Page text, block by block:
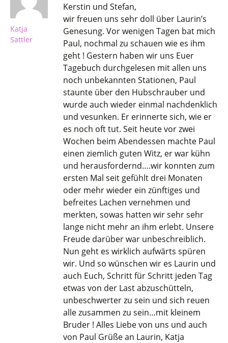
Katja
Sattler
Kerstin und Stefan,
wir freuen uns sehr doll über Laurin’s
Genesung. Vor wenigen Tagen bat mich
Paul, nochmal zu schauen wie es ihm
geht ! Gestern haben wir uns Euer
Tagebuch durchgelesen mit allen uns
noch unbekannten Stationen, Paul
staunte über den Hubschrauber und
wurde auch wieder einmal nachdenklich
und vesunken. Er erinnerte sich, wie er
es noch oft tut. Seit heute vor zwei
Wochen beim Abendessen machte Paul
einen ziemlich guten Witz, er war kühn
und herausfordernd….wir konnten zum
ersten Mal seit gefühlt drei Monaten
oder mehr wieder ein zünftiges und
befreites Lachen vernehmen und
merkten, sowas hatten wir sehr sehr
lange nicht mehr an ihm erlebt. Unsere
Freude darüber war unbeschreiblich.
Nun geht es wirklich aufwärts spüren
wir. Und so wünschen wir es Laurin und
auch Euch, Schritt für Schritt jeden Tag
etwas von der Last abzuschütteln,
unbeschwerter zu sein und sich reuen
alle zusammen zu sein…mit kleinem
Bruder ! Alles Liebe von uns und auch
von Paul Grüße an Laurin, Katja